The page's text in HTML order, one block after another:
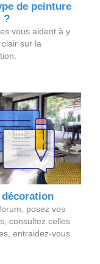
de peinture
?
vous aident à y
sur la
posez vos
consultez celles
entraidez-vous.